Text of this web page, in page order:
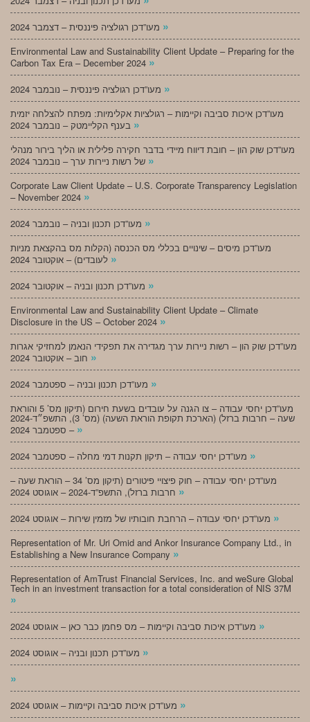
»
Environmental Law and Sustainability Client Update – Preparing for the
Carbon Tax Era – December 2024 »
»
מעו”דכן איכות סביבה וקיימות – רגולציות אקלימיות: מפתח להצלחה יזמית
»
מעו”דכן שוק הון – חובת דיווח מיידי בדבר חקירה פלילית או הליך בירור מנהלי
»
Corporate Law Client Update – U.S. Corporate Transparency Legislation
– November 2024 »
»
מעו”דכן מיסים – שינויים בכללי מס הכנסה (הקלות מס בהקצאת מניות
»
»
Environmental Law and Sustainability Client Update – Climate
Disclosure in the US – October 2024 »
מעו”דכן שוק הון – רשות ניירות ערך מגדירה את תפקידי הנאמן למחזיקי אגרות
»
»
מעו”דכן יחסי עבודה – צו הגנה על עובדים בשעת חירום (תיקון מס’ 5 והוראת
שעה – חרבות ברזל) (הארכת תקופת הוראת השעה) (מס’ 3), התשפ״ד-2024
– ספטמבר 2024 »
»
מעו”דכן יחסי עבודה – חוק פיצויי פיטורים (תיקון מס’ 34 – הוראת שעה –
»
»
Representation of Mr. Uri Omid and Ankor Insurance Company Ltd., in
Establishing a New Insurance Company »
Representation of AmTrust Financial Services, Inc. and weSure Global
Tech in an investment transaction for a total consideration of NIS 37M
»
»
»
»
»